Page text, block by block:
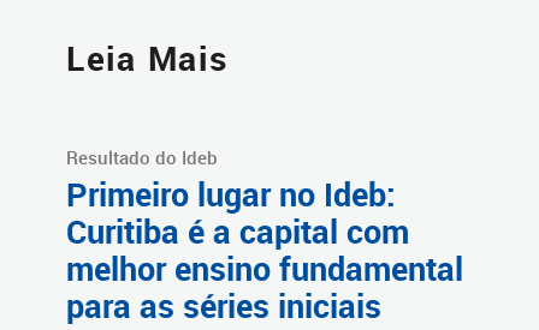
Leia Mais
Resultado do Ideb
Primeiro lugar no Ideb:
Curitiba é a capital com
melhor ensino fundamental
para as séries iniciais